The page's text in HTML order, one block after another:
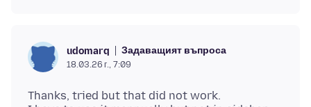
udomarq Задаващият въпроса
18.03.26 г., 7:09
Thanks, tried but that did not work.